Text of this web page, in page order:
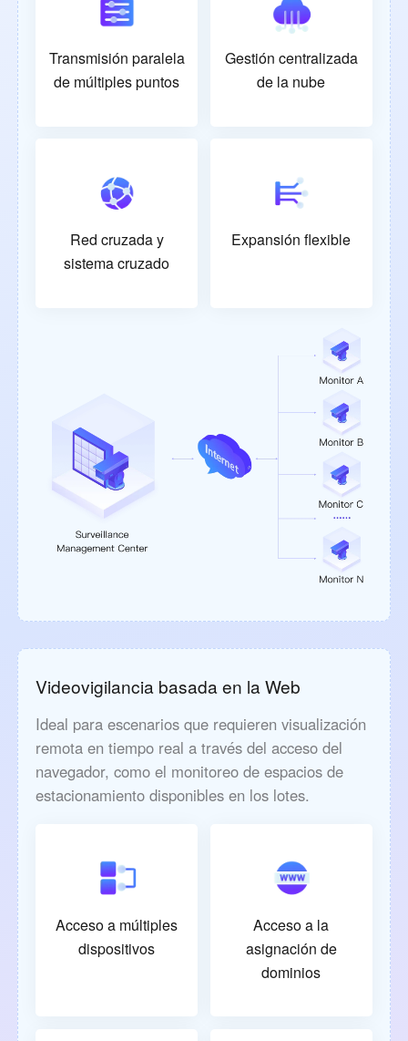
Transmisión paralela
de múltiples puntos
Gestión centralizada
de la nube
Red cruzada y
sistema cruzado
Expansión flexible
Videovigilancia basada en la Web
Ideal para escenarios que requieren visualización
remota en tiempo real a través del acceso del
navegador, como el monitoreo de espacios de
estacionamiento disponibles en los lotes.
Acceso a múltiples
dispositivos
Acceso a la
asignación de
dominios